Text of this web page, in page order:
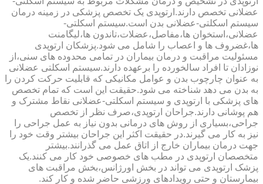
عضلانی تخصص دارند.ارتوپدی یک تخصص پزشکی در زمینه درمان
سیستم اسکلتی-عضلانی بدن است.سیستم اسکلتی-
عضلانی،استخوان ها،مفاصل،عضلات،تاندون ها،لیگامنت
ها،غضروف ها و اعصاب را شامل می شود.پزشکان ارتوپدی
مسئولیت مراقبت و درمان بیماران در تمامی محدوده های سنی،از
نوزادان تا افراد سالخورده را برعهده دارند.سیستم اسکلتی عضلانی
به عنوان چارچوب بدن و عوامل مکانیکی که قابلیت حرکت کردن را
به بدن می دهد شناخته می شود.حقیقت این است که تمام تخصص
های پزشکی با ارتوپدی و سیستم اسکلتی-عضلانی نقاط مشترک و
هم پوشانی دارند.جراحان ارتوپدی،صرف نظر از تخصص
جراحی،بسیاری از روش های درمانی بدون نیاز به عمل جراحی را
نیز به کار می گیرند.در حقیقت اکثر این جراحان بیشتر وقت خود را
جهت درمان بیماران خارج از اتاق عمل می گذرانند.بیشتر
متخصصان ارتوپدی در مطب های خصوصی خود کار می کنند.یک
پزشک ارتوپدی می تواند در بخش اورژانس،بخش مراقبت های
بیمارستان و حتی رویدادهای ورزشی حاضر شده و کار کند.